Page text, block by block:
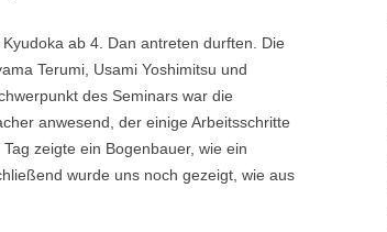
ab 4. Dan antreten durften. Die
Terumi, Usami Yoshimitsu und
des Seminars war die
anwesend, der einige Arbeitsschritte
zeigte ein Bogenbauer, wie ein
wurde uns noch gezeigt, wie aus